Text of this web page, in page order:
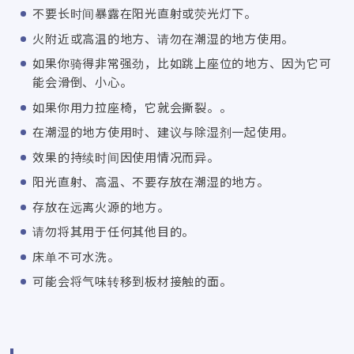
不要长时间暴露在阳光直射或荧光灯下。
火附近或高温的地方、请勿在潮湿的地方使用。
如果你骑得非常强劲，比如跳上座位的地方、因为它可
能会滑倒、小心。
如果你用力拉座椅，它就会撕裂。。
在潮湿的地方使用时、建议与除湿剂一起使用。
效果的持续时间因使用情况而异。
阳光直射、高温、不要存放在潮湿的地方。
存放在远离火源的地方。
请勿将其用于任何其他目的。
床单不可水洗。
可能会将气味转移到板材接触的面。